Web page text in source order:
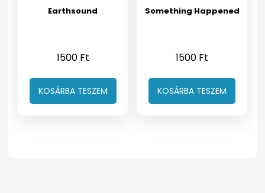
Earthsound
1500 Ft
KOSÁRBA TESZEM
Something Happened
1500 Ft
KOSÁRBA TESZEM